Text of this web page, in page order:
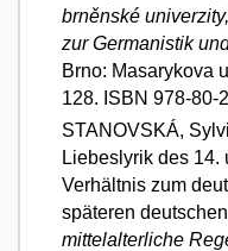
brněnské
zur Germanistik
Brno: Masarykova
128. ISBN 978-80-
STANOVSKÁ,
Liebeslyrik des 14.
Verhältnis zum
späteren
mittelalterliche